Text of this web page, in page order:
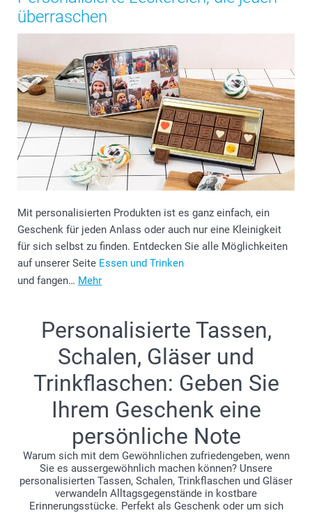
überraschen
Mit personalisierten Produkten ist es ganz einfach, ein
Geschenk für jeden Anlass oder auch nur eine Kleinigkeit
für sich selbst zu finden. Entdecken Sie alle Möglichkeiten
auf unserer Seite Essen und Trinken
und fangen… Mehr
Personalisierte Tassen,
Schalen, Gläser und
Trinkflaschen: Geben Sie
Ihrem Geschenk eine
persönliche Note
Warum sich mit dem Gewöhnlichen zufriedengeben, wenn
Sie es aussergewöhnlich machen können? Unsere
personalisierten Tassen, Schalen, Trinkflaschen und Gläser
verwandeln Alltagsgegenstände in kostbare
Erinnerungsstücke. Perfekt als Geschenk oder um sich